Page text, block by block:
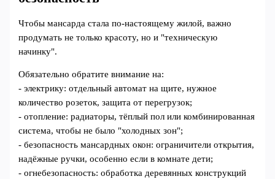
Чтобы мансарда стала по-настоящему жилой, важно
продумать не только красоту, но и "техническую
начинку".
Обязательно обратите внимание на:
- электрику: отдельный автомат на щите, нужное
количество розеток, защита от перегрузок;
- отопление: радиаторы, тёплый пол или комбинированная
система, чтобы не было "холодных зон";
- безопасность мансардных окон: ограничители открытия,
надёжные ручки, особенно если в комнате дети;
- огнебезопасность: обработка деревянных конструкций